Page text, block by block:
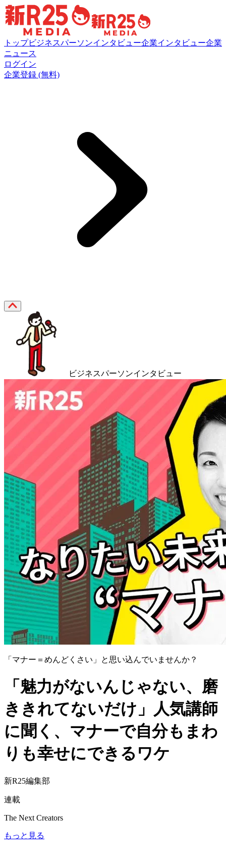
トップビジネスパーソンインタビュー企業インタビュー企業
ニュース
ログイン
企業登録 (無料)
ビジネスパーソンインタビュー
「マナー＝めんどくさい」と思い込んでいませんか？
「魅力がないんじゃない、磨
ききれてないだけ」人気講師
に聞く、マナーで自分もまわ
りも幸せにできるワケ
新R25編集部
連載
The Next Creators
もっと見る